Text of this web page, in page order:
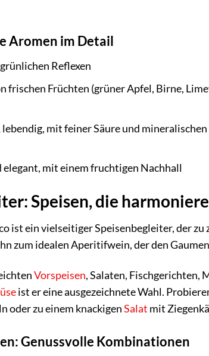
Aromen im Detail
Reflexen
frischen Früchten (grüner Apfel, Birne,
lebendig, mit feiner Säure und
elegant, mit einem fruchtigen Nachhall
Speisen, die
ist ein vielseitiger Speisenbegleiter, der
zum idealen Aperitifwein, der den
Vorspeisen, Salaten, Fischgerichten,
ist er eine ausgezeichnete Wahl.
oder zu einem knackigenSalat mit
Genussvolle Kombinationen